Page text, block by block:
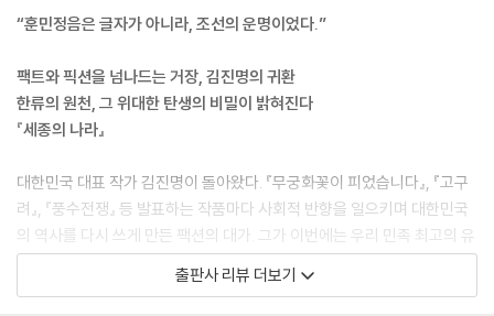
“아니, 그렇지 않습니다. 이 옷을 입으면 비가 전혀 스며들지 않습니다.”
내릴 뿐 단 한 방울도 몸을 적시지 않았다. 제 옷을 벗어 씌워준 탓에 금세
온몸이 비에 젖어버린 선비의 모습 앞에서 숙현의 마음이 알 수 없이 흔들
렸다.
“이 발칙한 것이! 너는 양반이 그런 걸 만들어서는 안 된다는 걸 모르느냐?
네 애비 에미가 그것도 안 가르쳤느냐?”
“그게 도대체 왜 안 된다는 거예요? 양반이 일하면 안 된다는 법도가 얼마
나 우스운 줄 모르세요? 양반이 일을 안 하면 결국 힘없고 가난한 사람들
키고 싶은 것을 위해 각자 다른 길을 걸어가야만 했던 연인의 비극이 시작
한석리는 세종의 밀명을 받고, 과거 태종 시대에 역모로 몰려 죽은 스승 윤
의겸의 비밀을 추적한다. 끈질긴 추적 끝에 찾아낸 두 권의 금서. 석리는 그
위험한 진실 때문에 스승이 죽임을 당했음을 알게 된다. 이는 세종의 문자
창제가 단순한 발명이 아니라, 잃어버린 역사의 소리를 되찾는 행위임을
증명하는 열쇠가 된다.
세종이 새 글자를 만든다는 사실이 알려지자, 사대부들은 “천자의 글을 버
리고 오랑캐가 되려 한다.”라며 집단 반발한다. 조정의 중신들은 왕을 압박
“훈민정음은 글자가 아니라, 조선의 운명이었다.”
팩트와 픽션을 넘나드는 거장, 김진명의 귀환
한류의 원천, 그 위대한 탄생의 비밀이 밝혀진다
『세종의 나라』
대한민국 대표 작가 김진명이 돌아왔다. 『무궁화꽃이 피었습니다』, 『고구
려』, 『풍수전쟁』 등 발표하는 작품마다 사회적 반향을 일으키며 대한민국
의 역사를 다시 쓰게 만든 팩션의 대가. 그가 이번에는 우리 민족 최고의 유
산 ‘한글’을 들고 왔다.
출판사 리뷰 더보기